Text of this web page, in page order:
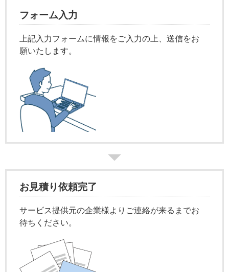
フォーム入力
上記入力フォームに情報をご入力の上、送信をお
願いたします。
お見積り依頼完了
サービス提供元の企業様よりご連絡が来るまでお
待ちください。